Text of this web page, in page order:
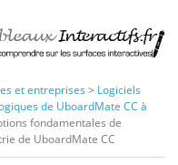
et entreprises > Logiciels
de UboardMate CC à
fondamentales de
de UboardMate CC